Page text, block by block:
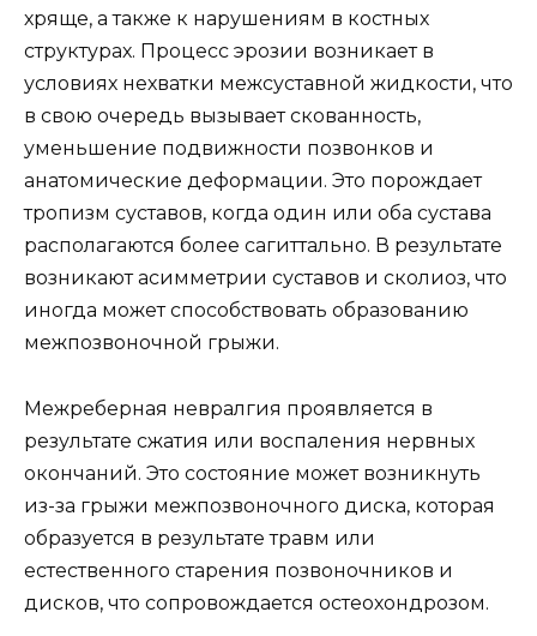
хряще, а также к нарушениям в костных
структурах. Процесс эрозии возникает в
условиях нехватки межсуставной жидкости, что
в свою очередь вызывает скованность,
уменьшение подвижности позвонков и
анатомические деформации. Это порождает
тропизм суставов, когда один или оба сустава
располагаются более сагиттально. В результате
возникают асимметрии суставов и сколиоз, что
иногда может способствовать образованию
межпозвоночной грыжи.
Межреберная невралгия проявляется в
результате сжатия или воспаления нервных
окончаний. Это состояние может возникнуть
из-за грыжи межпозвоночного диска, которая
образуется в результате травм или
естественного старения позвоночников и
дисков, что сопровождается остеохондрозом.